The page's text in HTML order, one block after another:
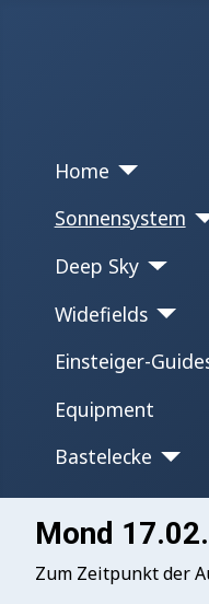
Home
Sonnensystem
Deep Sky
Widefields
Einsteiger-
Equipment
Bastelecke
Mond
Zum Zeitpunkt der